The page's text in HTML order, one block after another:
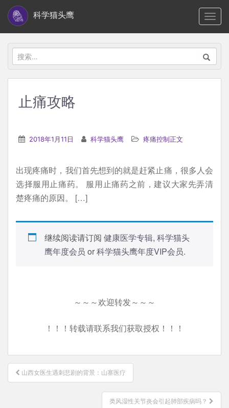
i
科学猫头鹰
搜
索：
止痛攻略
2018年1月11日 科学猫头鹰 疼痛控制正文
出现疼痛时，我们首先想到的就是赶紧止痛，很多人会
选择服用止痛药。 服用止痛药之前，建议大家先弄清
楚疼痛的原因。 […]
继续阅读请订阅 健康医学专辑, 科学猫头
鹰年度会员 or科学猫头鹰年度VIP会员.
～～～欢迎转发～～～
！！！转载请联系我们获取授权！！！
文
章
山西女医生遇刺悲剧的背景：山寨医疗
类风湿性关节炎会引起肺部疾病吗？